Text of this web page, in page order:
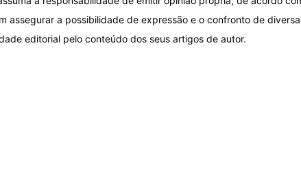
assegurar a possibilidade de expressão e o confronto de
editorial pelo conteúdo dos seus artigos de autor.